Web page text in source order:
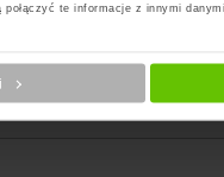
te informacje z innymi